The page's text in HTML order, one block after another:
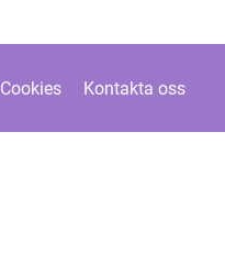
Cookies Kontakta oss